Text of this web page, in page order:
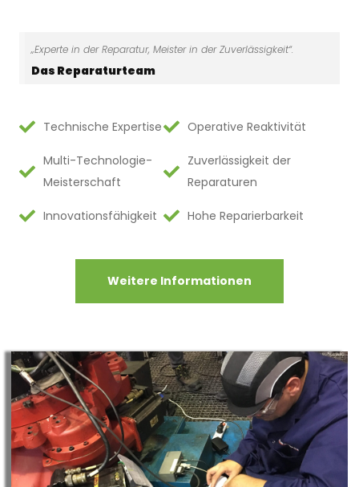
„Experte in der Reparatur, Meister in der Zuverlässigkeit“.
Das Reparaturteam
Technische Expertise
Multi-Technologie-
Meisterschaft
Innovationsfähigkeit
Operative Reaktivität
Zuverlässigkeit der
Reparaturen
Hohe Reparierbarkeit
Weitere Informationen